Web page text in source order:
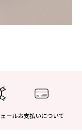
ールお支払いについて